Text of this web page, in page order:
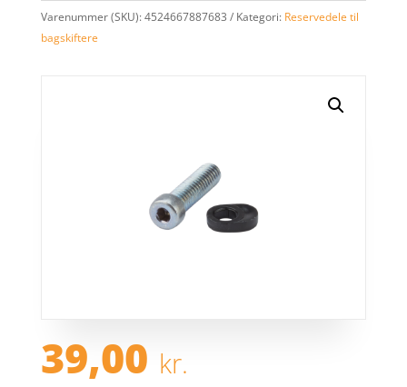
Varenummer (SKU):4524667887683 Kategori: Reservedele til
bagskiftere
39,00 kr.